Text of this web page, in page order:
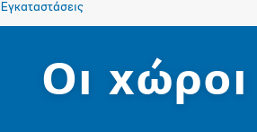
Εγκαταστάσεις
Οι